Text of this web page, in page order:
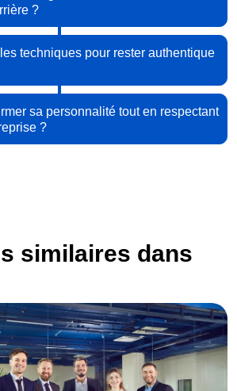
?
techniques pour rester authentique
sa personnalité tout en respectant
?
similaires dans